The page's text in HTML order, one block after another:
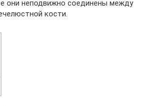
они неподвижно соединены между
кости.